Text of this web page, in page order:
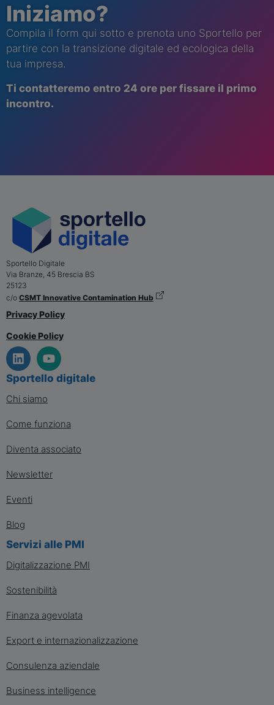
Iniziamo?
Compila il form qui sotto e prenota uno Sportello per
partire con la transizione digitale ed ecologica della
tua impresa.
Ti contatteremo entro 24 ore per fissare il primo
incontro.
Sportello Digitale
Via Branze, 45 Brescia BS
25123
c/o CSMT Innovative Contamination Hub
Privacy Policy
Cookie Policy
Sportello digitale
Chi siamo
Come funziona
Diventa associato
Newsletter
Eventi
Blog
Servizi alle PMI
Digitalizzazione PMI
Sostenibilità
Finanza agevolata
Export e internazionalizzazione
Consulenza aziendale
Business intelligence